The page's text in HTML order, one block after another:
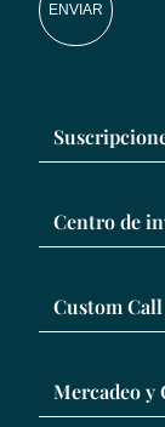
ENVIAR
Centro de
Custom
Mercadeo y